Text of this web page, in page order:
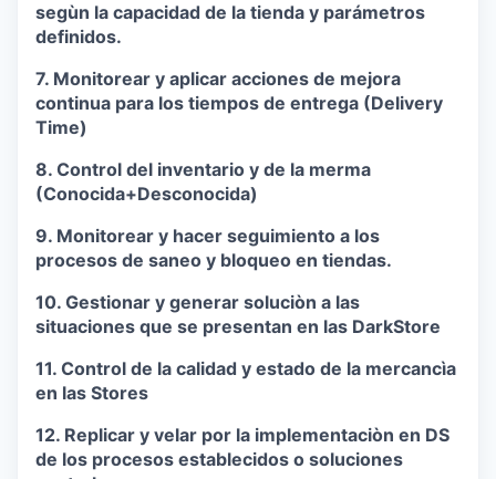
segùn la capacidad de la tienda y parámetros
definidos.
7. Monitorear y aplicar acciones de mejora
continua para los tiempos de entrega (Delivery
Time)
8. Control del inventario y de la merma
(Conocida+Desconocida)
9. Monitorear y hacer seguimiento a los
procesos de saneo y bloqueo en tiendas.
10. Gestionar y generar soluciòn a las
situaciones que se presentan en las DarkStore
11. Control de la calidad y estado de la mercancìa
en las Stores
12. Replicar y velar por la implementaciòn en DS
de los procesos establecidos o soluciones